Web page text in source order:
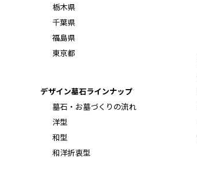
栃木県
千葉県
福島県
東京都
デザイン墓石ラインナップ
墓石・お墓づくりの流れ
洋型
和型
和洋折衷型